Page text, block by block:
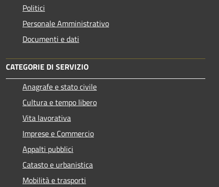
Politici
Personale Amministrativo
Documenti e dati
CATEGORIE DI SERVIZIO
Anagrafe e stato civile
Cultura e tempo libero
Vita lavorativa
Imprese e Commercio
Appalti pubblici
Catasto e urbanistica
Mobilità e trasporti